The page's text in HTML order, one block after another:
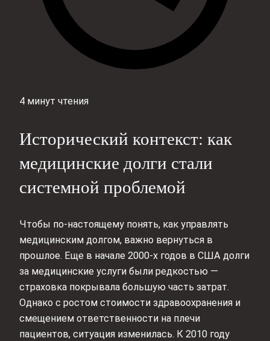
4 минут чтения
Исторический контекст: как
медицинские долги стали
системной проблемой
Чтобы по-настоящему понять, как управлять
медицинским долгом, важно вернуться в
прошлое. Еще в начале 2000-х годов в США долги
за медицинские услуги были редкостью —
страховка покрывала большую часть затрат.
Однако с ростом стоимости здравоохранения и
смещением ответственности на плечи
пациентов, ситуация изменилась. К 2010 году